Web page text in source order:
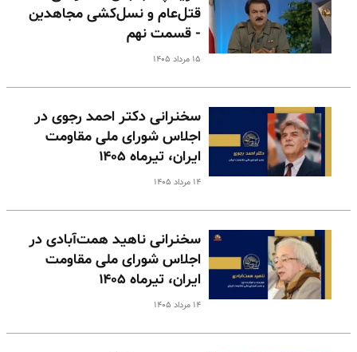
قتل‌عام و نسل‌کشی مجاهدین
- قسمت نهم
۱۵ مرداد ۱۴۰۵
سخنرانی دکتر احمد رجوی در
اجلاس شورای ملی مقاومت
ایران، تیرماه ۱۴۰۵
۱۴ مرداد ۱۴۰۵
سخنرانی ناهید همت‌آبادی در
اجلاس شورای ملی مقاومت
ایران، تیرماه ۱۴۰۵
۱۴ مرداد ۱۴۰۵